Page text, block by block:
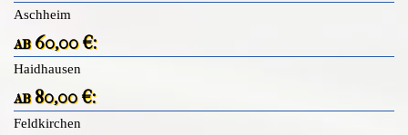
Aschheim
ab 60,00 €:
Haidhausen
ab 80,00 €:
Feldkirchen